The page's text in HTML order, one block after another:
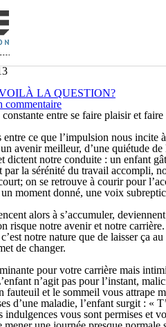
LA QUESTION?
commentaire
entre se faire plaisir et
ce que l’impulsion nous
avenir meilleur, d’une quiétude
dictent notre conduite : un enfant
la sérénité du travail accompli,
on se retrouve à courir pour
moment donné, une voix
alors à s’accumuler,
risque notre avenir et notre
notre nature que de laisser ça
de changer.
pour votre carrière mais
n’agit pas pour l’instant,
fauteuil et le sommeil vous attrape
d’une maladie, l’enfant surgit : «
vous sont permises et